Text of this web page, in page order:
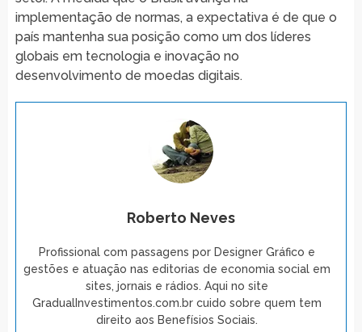
implementação de normas, a expectativa é de que o
país mantenha sua posição como um dos líderes
globais em tecnologia e inovação no
desenvolvimento de moedas digitais.
Roberto Neves
Profissional com passagens por Designer Gráfico e
gestões e atuação nas editorias de economia social em
sites, jornais e rádios. Aqui no site
GradualInvestimentos.com.br cuido sobre quem tem
direito aos Benefísios Sociais.